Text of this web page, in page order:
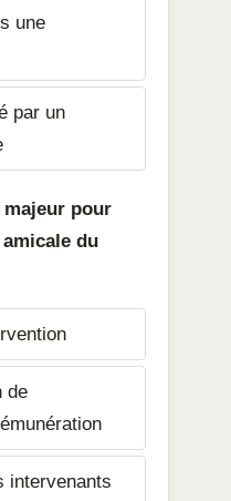
une
par un
pour
du
de
intervenants